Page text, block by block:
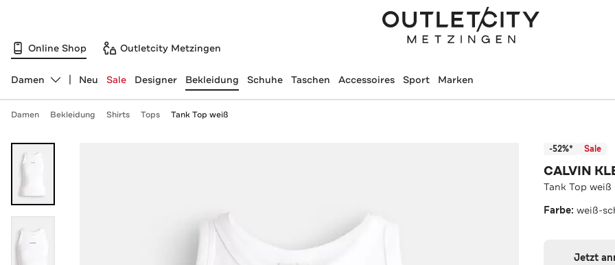
Online Shop Outletcity Metzingen
Abteilung ändern, ausgewählt:
Damen Neu Sale Designer Bekleidung Schuhe Taschen Accessoires Sport Marken
Damen Bekleidung Shirts Tops Tank Top weiß
-52%* Sale
CALVIN
Tank Top weiß
Farbe:weiß-
Jetzt